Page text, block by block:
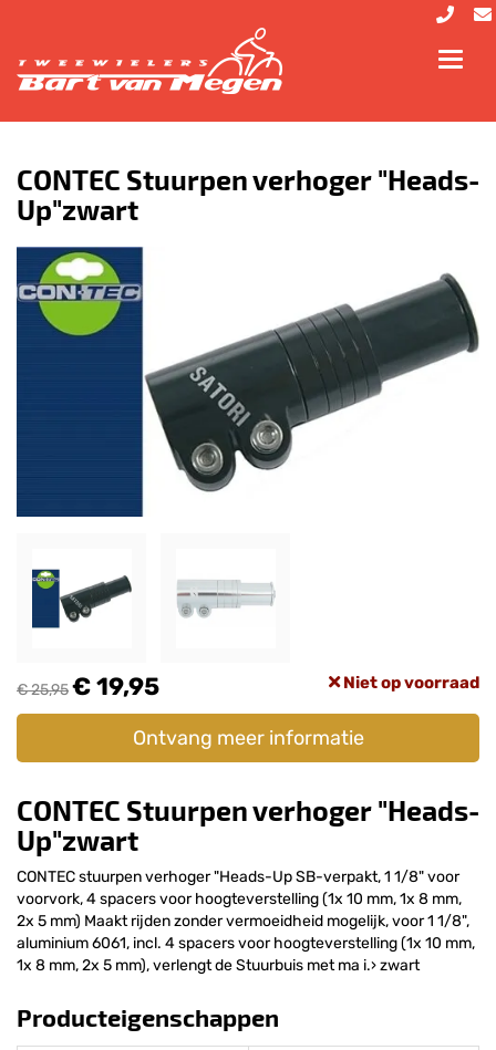
CONTEC Stuurpen verhoger "Heads-
Up"zwart
€ 25,95€ 19,95 Niet op voorraad
Ontvang meer informatie
CONTEC Stuurpen verhoger "Heads-
Up"zwart
CONTEC stuurpen verhoger "Heads-Up SB-verpakt, 1 1/8" voor
voorvork, 4 spacers voor hoogteverstelling (1x 10 mm, 1x 8 mm,
2x 5 mm) Maakt rijden zonder vermoeidheid mogelijk, voor 1 1/8",
aluminium 6061, incl. 4 spacers voor hoogteverstelling (1x 10 mm,
1x 8 mm, 2x 5 mm), verlengt de Stuurbuis met ma i.› zwart
Producteigenschappen